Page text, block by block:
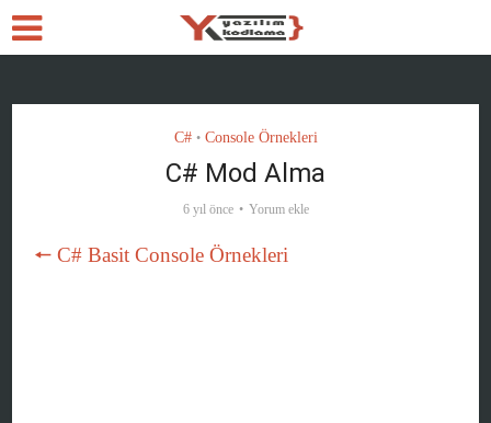
C# • Console Örnekleri
C# Mod Alma
6 yıl önce Yorum ekle
🠔 C# Basit Console Örnekleri